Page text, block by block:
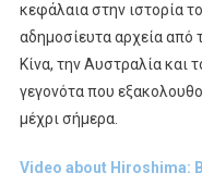
κεφάλαια στην ιστορία
αδημοσίευτα αρχεία από
Κίνα, την Αυστραλία και
γεγονότα που
μέχρι σήμερα.
Video about Hiroshima: